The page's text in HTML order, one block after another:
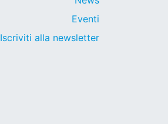
Eventi
Iscriviti alla newsletter